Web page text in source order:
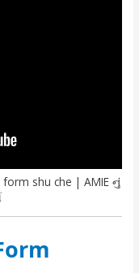
form shu che | AMIE નું